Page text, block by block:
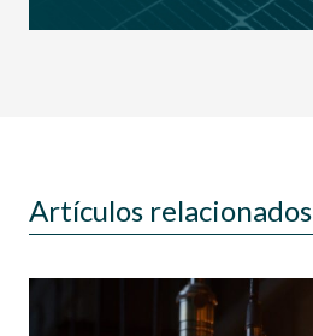
Artículos relacionados